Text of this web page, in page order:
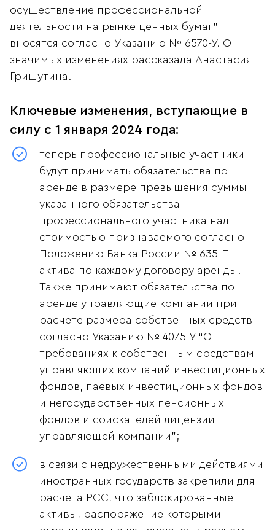
осуществление профессиональной
деятельности на рынке ценных бумаг”
вносятся согласно Указанию № 6570-У. О
значимых изменениях рассказала Анастасия
Гришутина.
Ключевые изменения, вступающие в
силу с 1 января 2024 года:
теперь профессиональные участники
будут принимать обязательства по
аренде в размере превышения суммы
yкaзaннoгo обязательства
профессионального участника над
стоимостью признаваемого согласно
Положению Банка России № 635-П
актива по каждому договору аренды.
Также принимают обязательства по
аренде управляющие компании при
расчете размера собственных средств
согласно Указанию № 4075-У “О
требованиях к собственным средствам
управляющих компаний инвестиционных
фондов, паевых инвестиционных фондов
и негосударственных пенсионных
фондов и соискателей лицензии
управляющей компании”;
в связи с недружественными действиями
иностранных государств закрепили для
расчета РСС, что заблокированные
активы, распоряжение которыми